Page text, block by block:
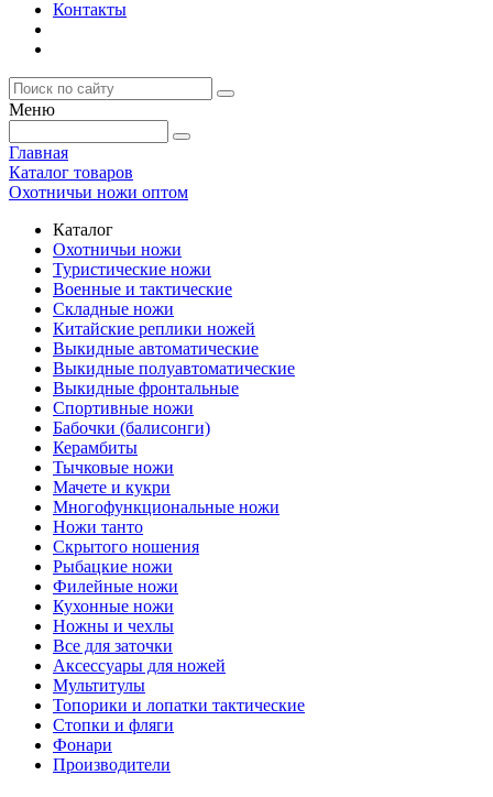
Контакты
Меню
Главная
Каталог товаров
Охотничьи ножи оптом
Каталог
Охотничьи ножи
Туристические ножи
Военные и тактические
Складные ножи
Китайские реплики ножей
Выкидные автоматические
Выкидные полуавтоматические
Выкидные фронтальные
Спортивные ножи
Бабочки (балисонги)
Керамбиты
Тычковые ножи
Мачете и кукри
Многофункциональные ножи
Ножи танто
Скрытого ношения
Рыбацкие ножи
Филейные ножи
Кухонные ножи
Ножны и чехлы
Все для заточки
Аксессуары для ножей
Мультитулы
Топорики и лопатки тактические
Стопки и фляги
Фонари
Производители